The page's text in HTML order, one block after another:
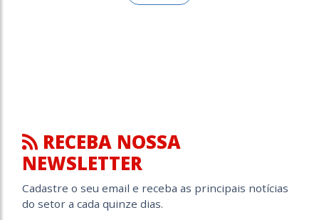
RECEBA NOSSA
NEWSLETTER
Cadastre o seu email e receba as principais notícias
do setor a cada quinze dias.